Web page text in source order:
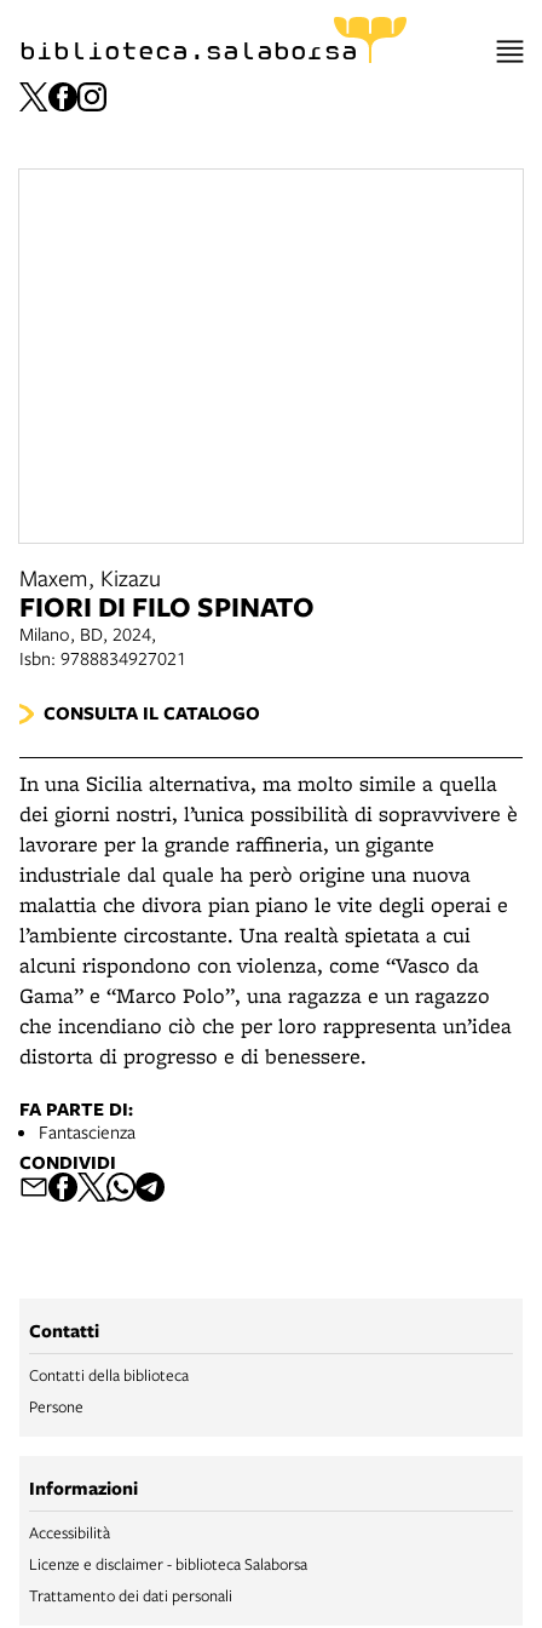
biblioteca.salaborsa
Maxem, Kizazu
FIORI DI FILO SPINATO
Milano, BD, 2024,
Isbn: 9788834927021
CONSULTA IL CATALOGO
In una Sicilia alternativa, ma molto simile a quella
dei giorni nostri, l’unica possibilità di sopravvivere è
lavorare per la grande raffineria, un gigante
industriale dal quale ha però origine una nuova
malattia che divora pian piano le vite degli operai e
l’ambiente circostante. Una realtà spietata a cui
alcuni rispondono con violenza, come “Vasco da
Gama” e “Marco Polo”, una ragazza e un ragazzo
che incendiano ciò che per loro rappresenta un’idea
distorta di progresso e di benessere.
FA PARTE DI:
Fantascienza
CONDIVIDI
Contatti
Contatti della biblioteca
Persone
Informazioni
Accessibilità
Licenze e disclaimer - biblioteca Salaborsa
Trattamento dei dati personali